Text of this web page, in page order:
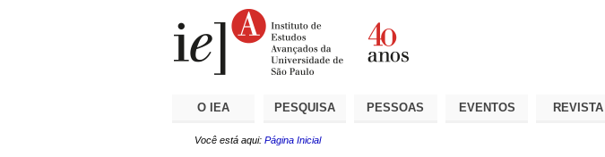
O IEA PESQUISA PESSOAS EVENTOS REVISTA
Você está aqui: Página Inicial